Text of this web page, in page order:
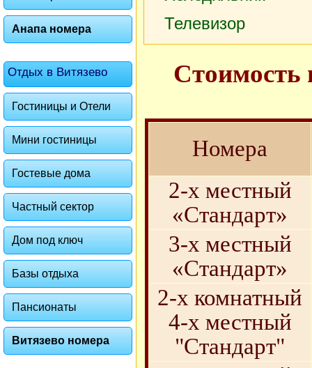
Анапа номера
Отдых в Витязево
Гостиницы и Отели
Мини гостиницы
Гостевые дома
Частный сектор
Дом под ключ
Базы отдыха
Пансионаты
Витязево номера
Телевизор
Стоимость
Номера
2-х местный
«Стандарт»
3-х местный
«Стандарт»
2-х комнатный
4-х местный
"Стандарт"